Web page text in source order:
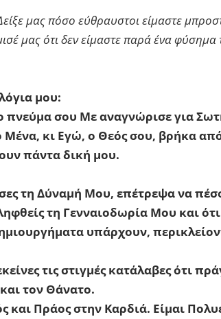
μας πόσο εύθραυστοι είμαστε
μας ότι δεν είμαστε παρά ένα
μου:
σου Με αναγνώρισε για
Μένα, κι Εγώ, ο Θεός σου, βρήκα
πάντα δική μου.
τη Δύναμή Μου, επέτρεψα να
τη Γενναιοδωρία Μου και
υπάρχουν,
τις στιγμές κατάλαβες ότι
τον Θάνατο.
και Πράος στην Καρδιά. Είμαι